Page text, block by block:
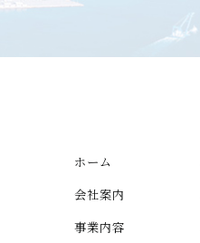
ホーム
会社案内
事業内容